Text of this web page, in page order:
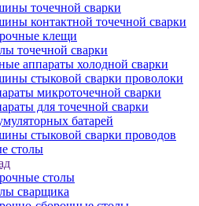
точечной сварки
контактной точечной сварки
клещи
точечной сварки
аппараты холодной сварки
стыковой сварки проволоки
микроточечной сварки
для точечной сварки
батарей
стыковой сварки проводов
столы
столы
сварщика